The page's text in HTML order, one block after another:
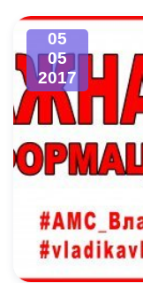
05
05
2017